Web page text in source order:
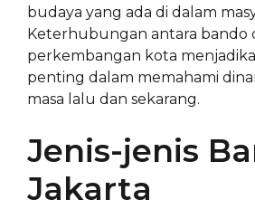
budaya yang ada di dalam
Keterhubungan antara bando
perkembangan kota
penting dalam memahami
masa lalu dan sekarang.
Jenis-jenis
Jakarta